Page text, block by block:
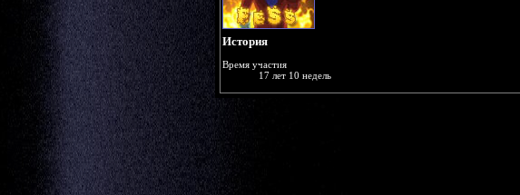
История
Время участия
17 лет 10 недель